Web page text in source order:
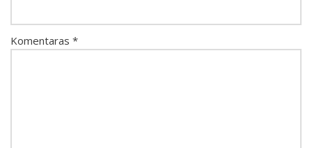
Komentaras *